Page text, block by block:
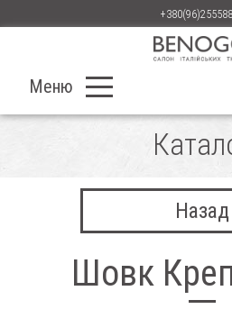
Меню
Назад
Шовк